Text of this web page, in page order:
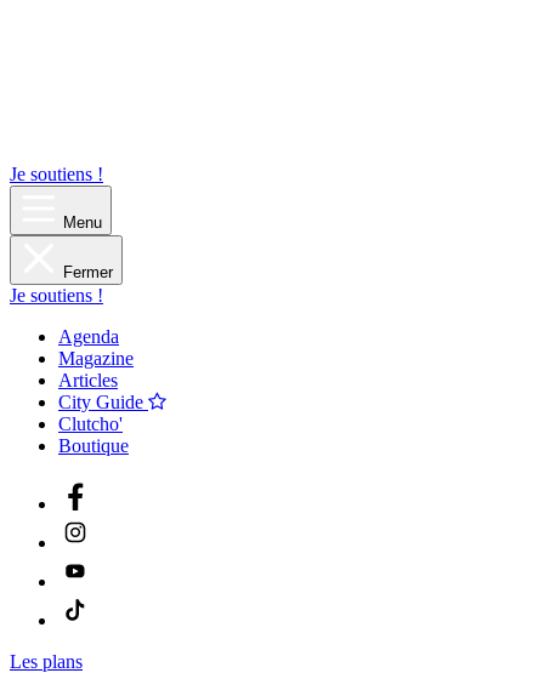
Je soutiens !
Menu
Fermer
Je soutiens !
Agenda
Magazine
Articles
City Guide
Clutcho'
Boutique
Les plans